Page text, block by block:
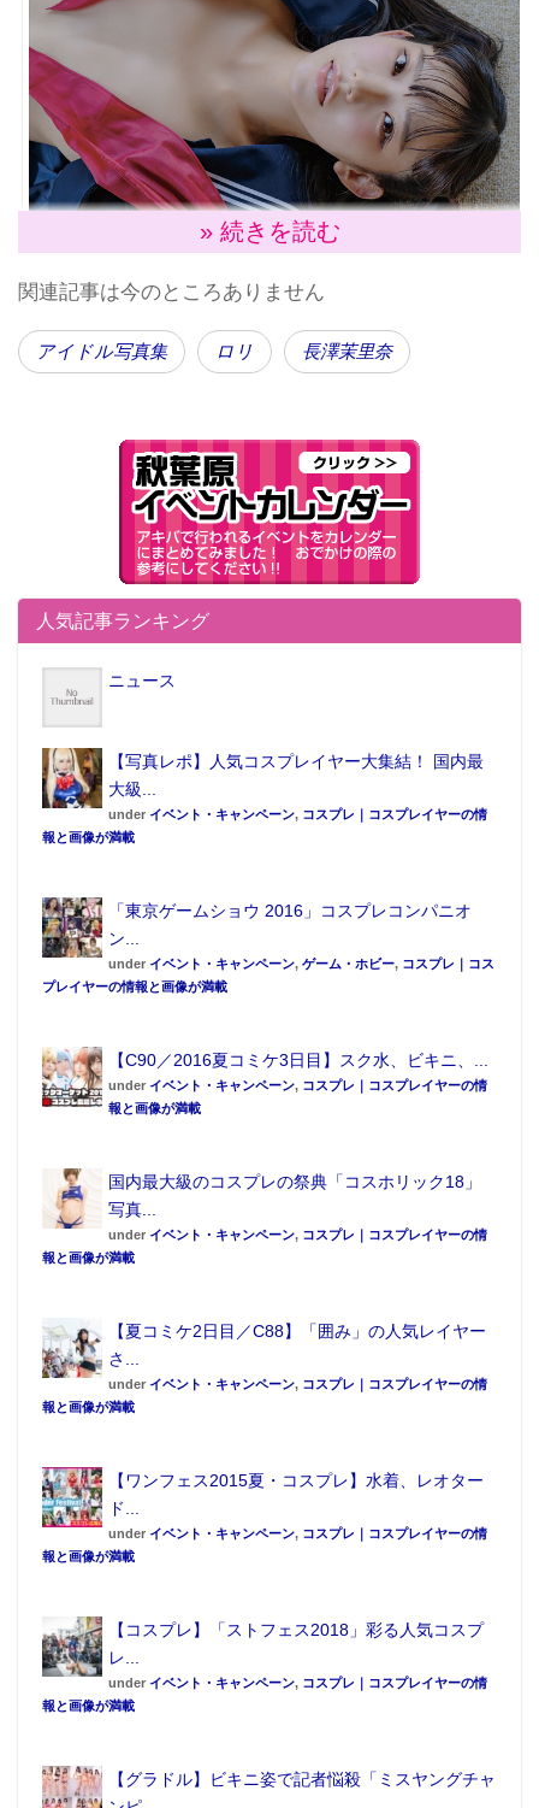
『合法。 』
グラビアやバラエティ番組で活躍する“まりちゅう”こ
法。 』が、10月25日（月）にAmazonにて一般発売開
始となった。
今回の写真集はCAMPFIREのクラウドファンディング
にて1,400万円オーバーの支援額で話題となったセルフ
プロデュースの“完全版合法ロリ写真集”となる。
長澤の地元である埼玉県熊谷市が主な撮影地となり、
“合法ロリ巨乳”の愛称で親しまれている長澤のロリの
魅力が存分に詰まった最高の1冊となっている。
■長澤茉里奈コメント
制作することができました。
そしてさらに、 Amazonにて一般販売できることにな
りました！
います！！
世界中のみなさんに「合法。 」を楽しんでいただけま
すように。
＜長澤茉里奈 プロフィール＞
» 続きを読む
関連記事は今のところありません
アイドル写真集 ロリ 長澤茉里奈
人気記事ランキング
ニュース
【写真レポ】人気コスプレイヤー大集結！ 国内最
大級...
under イベント・キャンペーン, コスプレ｜コスプレイヤーの情
報と画像が満載
「東京ゲームショウ 2016」コスプレコンパニオ
ン...
under イベント・キャンペーン, ゲーム・ホビー, コスプレ｜コス
プレイヤーの情報と画像が満載
【C90／2016夏コミケ3日目】スク水、ビキニ、...
under イベント・キャンペーン, コスプレ｜コスプレイヤーの情
報と画像が満載
国内最大級のコスプレの祭典「コスホリック18」
写真...
under イベント・キャンペーン, コスプレ｜コスプレイヤーの情
報と画像が満載
【夏コミケ2日目／C88】「囲み」の人気レイヤー
さ...
under イベント・キャンペーン, コスプレ｜コスプレイヤーの情
報と画像が満載
【ワンフェス2015夏・コスプレ】水着、レオター
ド...
under イベント・キャンペーン, コスプレ｜コスプレイヤーの情
報と画像が満載
【コスプレ】「ストフェス2018」彩る人気コスプ
レ...
under イベント・キャンペーン, コスプレ｜コスプレイヤーの情
報と画像が満載
【グラドル】ビキニ姿で記者悩殺「ミスヤングチャ